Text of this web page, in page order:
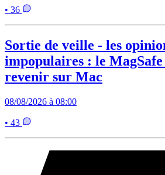
• 36
Sortie de veille - les
impopulaires : le
revenir sur Mac
08/08/2026 à 08:00
• 43